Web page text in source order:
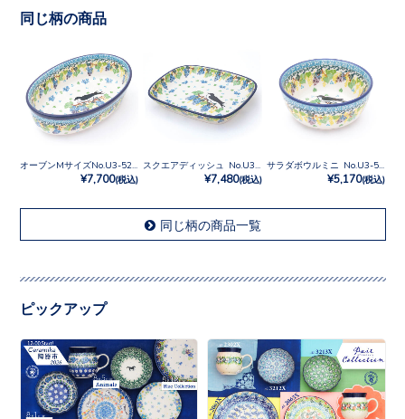
同じ柄の商品
¥7,700(税込) ¥7,480(税込)
サラダボウルミニ No.U3-5215
¥5,170(税込)
同じ柄の商品一覧
ピックアップ